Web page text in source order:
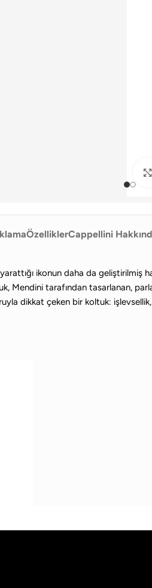
ÖzelliklerCappellini
ikonun daha da
Mendini tarafından tasarlanan,
dikkat çeken bir koltuk: